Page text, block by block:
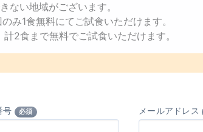
ない地域がございます。
み1食無料にてご試食いただけます。
2食まで無料でご試食いただけます。
号 必須 メールアドレス